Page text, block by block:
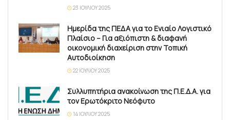
23 ΙΟΥΛΊΟΥ 2025
Ημερίδα της ΠΕΔΑ για το Ενιαίο Λογιστικό
Πλαίσιο – Για αξιόπιστη & διαφανή
οικονομική διαχείριση στην Τοπική
Αυτοδιοίκηση
22 ΙΟΥΛΊΟΥ 2025
Συλλυπητήρια ανακοίνωση της Π.Ε.Δ.Α. για
τον Ερωτόκριτο Νεόφυτο
14 ΙΟΥΛΊΟΥ 2025